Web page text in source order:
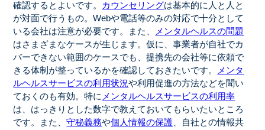
確認するとよいです。
カウンセリングは基本的に人と人と
が対面で行うもの。Webや電話等のみの対応で十分として
いる会社は注意が必要です。また、
メンタルヘルスの問題
はさまざまなケースが生じます。仮に、事業者が自社でカ
バーできない範囲のケースでも、提携先の会社等に依頼で
きる体制が整っているかを確認しておきたいです。
メンタ
ルヘルスサービスの利用状況や利用促進の方法などを聞い
ておくのも有効。特にメンタルヘルスサービスの利用率
は、はっきりとした数字で教えておいてもらいたいところ
です。また、守秘義務や個人情報の保護、自社との情報共